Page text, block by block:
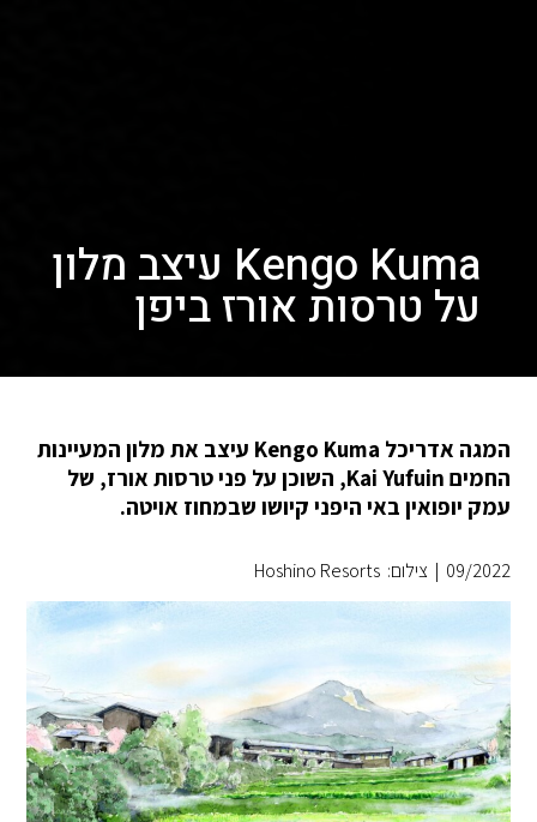
Kengo Kuma עיצב מלון
על טרסות אורז ביפן
המגה אדריכל Kengo Kuma עיצב את מלון המעיינות
החמים Kai Yufuin, השוכן על פני טרסות אורז, של
עמק יופואין באי היפני קיושו שבמחוז אויטה.
09/2022
| צילום: Hoshino Resorts